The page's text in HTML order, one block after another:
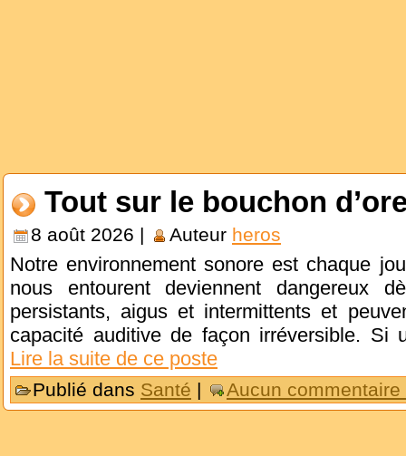
Tout sur le bouchon
8 août 2026 | Auteur heros
Notre environnement sonore est chaque
nous entourent deviennent dangereux
persistants, aigus et intermittents et
capacité auditive de façon irréversible. Si
Lire la suite de ce poste
Publié dans Santé | Aucun commentaire